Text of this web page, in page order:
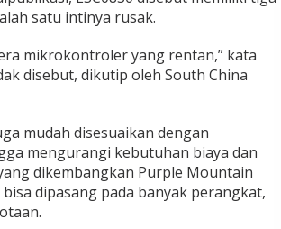
satu intinya rusak.
mikrokontroler yang rentan,” kata
disebut, dikutip oleh South China
mudah disesuaikan dengan
mengurangi kebutuhan biaya dan
dikembangkan Purple Mountain
dipasang pada banyak perangkat,